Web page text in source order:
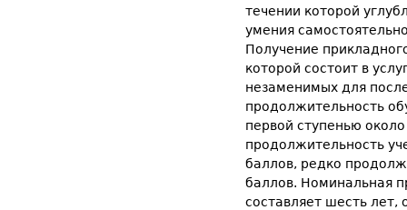
течении которой
умения
Получение
которой состоит в
незаменимых для
продолжительность
первой ступенью
продолжительность
баллов, редко
баллов. Номинальная
составляет шесть